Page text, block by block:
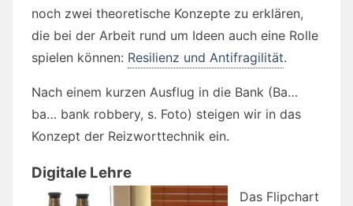
noch zwei theoretische Konzepte zu erklären,
die bei der Arbeit rund um Ideen auch eine Rolle
spielen können: Resilienz und Antifragilität.
Nach einem kurzen Ausflug in die Bank (Ba…
ba… bank robbery, s. Foto) steigen wir in das
Konzept der Reizworttechnik ein.
Digitale Lehre
Das Flipchart